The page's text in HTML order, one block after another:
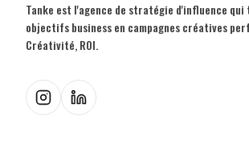
Tanke est l'agence de stratégie d'influence
objectifs business en campagnes créatives
Créativité, ROI.